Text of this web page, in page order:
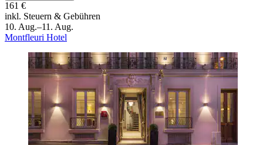
161 €
inkl. Steuern & Gebühren
10. Aug.–11. Aug.
Montfleuri Hotel